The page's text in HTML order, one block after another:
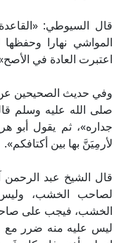
قال السيوطي:
المواشي نهارا
اعتبرت العادة في
وفي حديث الصحيحين
صلى الله عليه وسلم
جداره»، ثم يقول أبو
لأرمِيَنَّ بها بين أكتافكم».
قال الشيخ عبد
لصاحب الخشب،
الخشب، فيجب على صاحب
ليس عليه منه ضرر مع